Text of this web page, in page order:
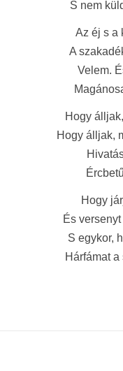
S nem
Az éj s a
A
Velem.
Hogy
Hogy álljak,
Hogy
És
S egykor,
Hárfámat